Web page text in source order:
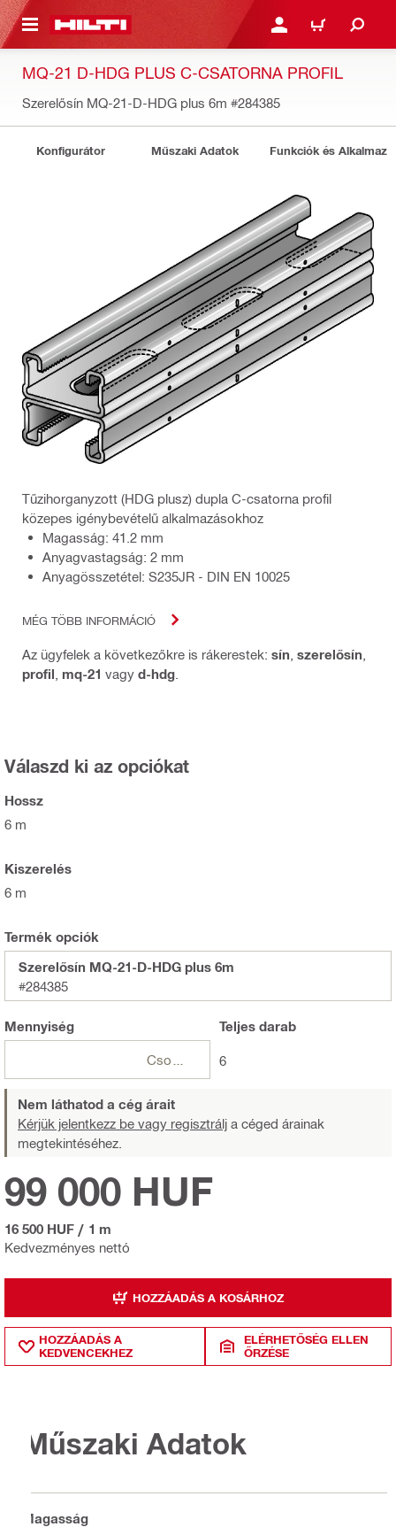
TARTALOMRA BEJELENTKEZÉS VAGY
KOSÁR
MQ-21 D-HDG PLUS C-CSATORNA PROFIL
Szerelősín MQ-21-D-HDG plus 6m #284385
Konfigurátor Műszaki Adatok Funkciók és
Tűzihorganyzott (HDG plusz) dupla C-csatorna profil
közepes igénybevételű alkalmazásokhoz
Magasság: 41.2 mm
Anyagvastagság: 2 mm
Anyagösszetétel: S235JR - DIN EN 10025
MÉG TÖBB INFORMÁCIÓ
Az ügyfelek a következőkre is rákerestek: sín szerelősín
profil mq-21 vagy d-hdg
Válaszd ki az opciókat
Hossz
6 m
Kiszerelés
6 m
Termék opciók
Szerelősín MQ-21-D-HDG plus 6m
#284385
Mennyiség Teljesdarab
6
Nem láthatod a cég árait
Kérjük jelentkezz be vagy regisztrálj a céged árainak
megtekintéséhez.
Kedvezményes nettó
99 000 HUF
16 500 HUF / 1 m
HOZZÁADÁS A KOSÁRHOZ
HOZZÁADÁS A
KEDVENCEKHEZ
ELÉRHETŐSÉG ELLEN
ŐRZÉSE
Műszaki Adatok
Magasság